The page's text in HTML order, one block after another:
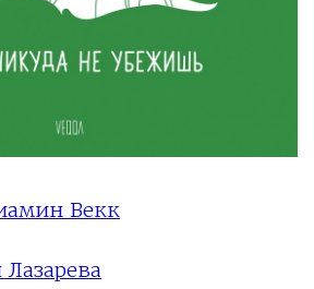
Векк